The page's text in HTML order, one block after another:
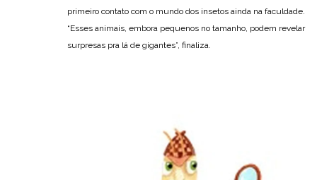
primeiro contato com o mundo dos insetos ainda na faculdade.
“Esses animais, embora pequenos no tamanho, podem revelar
surpresas pra lá de gigantes”, finaliza.